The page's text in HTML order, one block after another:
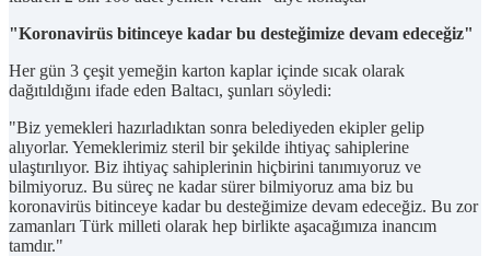
"Koronavirüs bitinceye kadar bu desteğimize devam edeceğiz"
Her gün 3 çeşit yemeğin karton kaplar içinde sıcak olarak
dağıtıldığını ifade eden Baltacı, şunları söyledi:
"Biz yemekleri hazırladıktan sonra belediyeden ekipler gelip
alıyorlar. Yemeklerimiz steril bir şekilde ihtiyaç sahiplerine
ulaştırılıyor. Biz ihtiyaç sahiplerinin hiçbirini tanımıyoruz ve
bilmiyoruz. Bu süreç ne kadar sürer bilmiyoruz ama biz bu
koronavirüs bitinceye kadar bu desteğimize devam edeceğiz. Bu zor
zamanları Türk milleti olarak hep birlikte aşacağımıza inancım
tamdır."